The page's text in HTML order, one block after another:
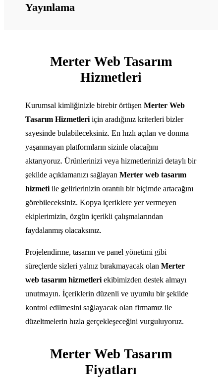
Yayınlama
Merter Web Tasarım
Hizmetleri
Kurumsal kimliğinizle birebir örtüşenMerter Web
Tasarım Hizmetleri için aradığınız kriterleri bizler
sayesinde bulabileceksiniz. En hızlı açılan ve donma
yaşanmayan platformların sizinle olacağını
aktarıyoruz. Ürünlerinizi veya hizmetlerinizi detaylı bir
şekilde açıklamanızı sağlayanMerter web tasarım
hizmeti ile gelirlerinizin orantılı bir biçimde artacağını
görebileceksiniz. Kopya içeriklere yer vermeyen
ekiplerimizin, özgün içerikli çalışmalarından
faydalanmış olacaksınız.
Projelendirme, tasarım ve panel yönetimi gibi
süreçlerde sizleri yalnız bırakmayacak olanMerter
web tasarım hizmetleri ekibimizden destek almayı
unutmayın. İçeriklerin düzenli ve uyumlu bir şekilde
kontrol edilmesini sağlayacak olan firmamız ile
düzeltmelerin hızla gerçekleşeceğini vurguluyoruz.
Merter Web Tasarım
Fiyatları